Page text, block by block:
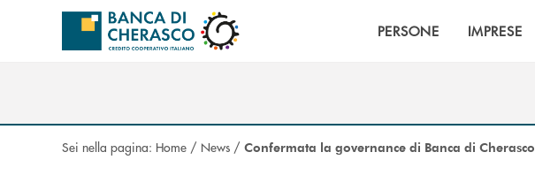
Salta al contenuto principale
PERSONE IMPRESE
Sei nella pagina: Home / News / Confermata la governance di Banca di Cherasco